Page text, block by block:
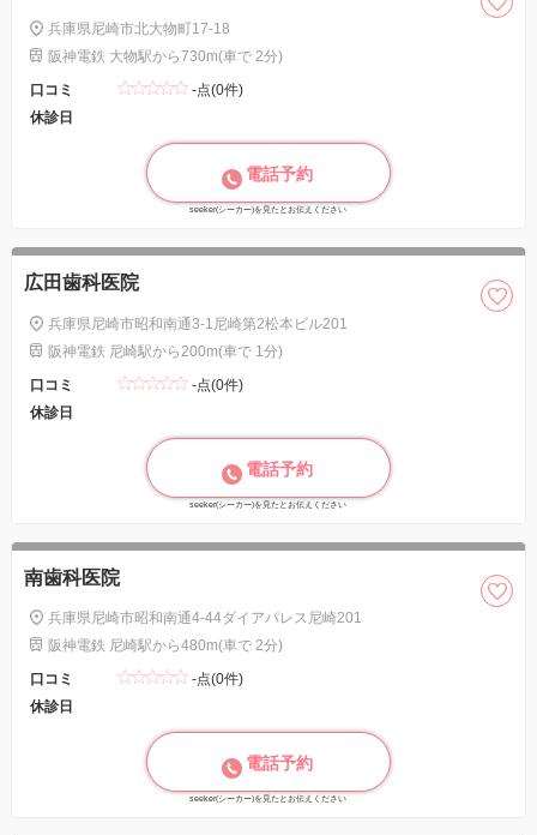
兵庫県尼崎市北大物町17-18
阪神電鉄 大物駅から730m(車で 2分)
口コミ
-点(0件)
休診日
電話予約
seeker(シーカー)を見たとお伝えください
広田歯科医院
兵庫県尼崎市昭和南通3-1尼崎第2松本ビル201
阪神電鉄 尼崎駅から200m(車で 1分)
口コミ
-点(0件)
休診日
電話予約
seeker(シーカー)を見たとお伝えください
南歯科医院
兵庫県尼崎市昭和南通4-44ダイアパレス尼崎201
阪神電鉄 尼崎駅から480m(車で 2分)
口コミ
-点(0件)
休診日
電話予約
seeker(シーカー)を見たとお伝えください